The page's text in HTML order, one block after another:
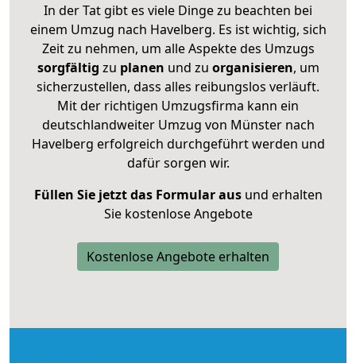
In der Tat gibt es viele Dinge zu beachten bei
einem Umzug nach Havelberg. Es ist wichtig, sich
Zeit zu nehmen, um alle Aspekte des Umzugs
sorgfältig zu planen und zu organisieren, um
sicherzustellen, dass alles reibungslos verläuft.
Mit der richtigen Umzugsfirma kann ein
deutschlandweiter Umzug von Münster nach
Havelberg erfolgreich durchgeführt werden und
dafür sorgen wir.
Füllen Sie jetzt das Formular ausund erhalten
Sie kostenlose Angebote
Kostenlose Angebote erhalten